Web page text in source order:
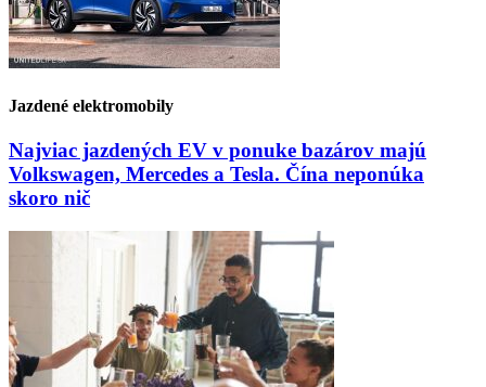
Jazdené elektromobily
Najviac jazdených EV v ponuke bazárov majú
Volkswagen, Mercedes a Tesla. Čína neponúka
skoro nič